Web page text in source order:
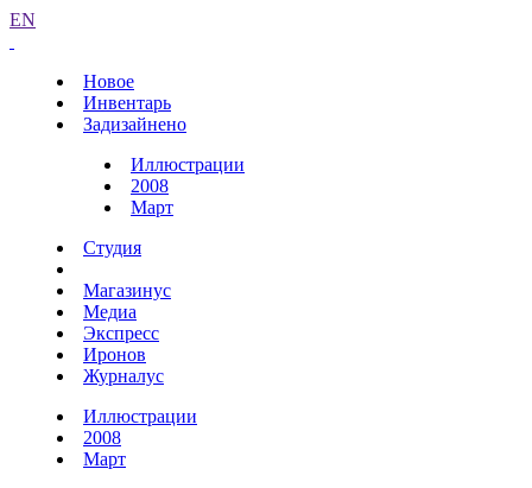
EN
Новое
Инвентарь
Задизайнено
Иллюстрации
2008
Март
Студия
Магазинус
Медиа
Экспресс
Иронов
Журналус
Иллюстрации
2008
Март